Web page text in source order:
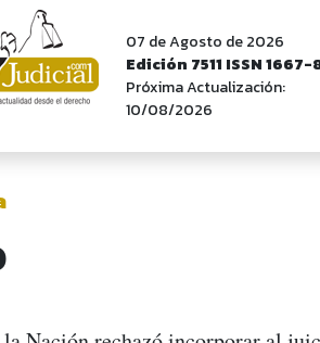
07 de Agosto de 2026
Edición 7511 ISSN 1667-
Próxima Actualización:
10/08/2026